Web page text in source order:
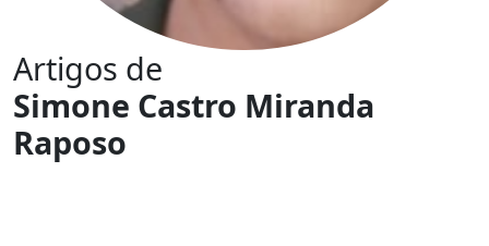
Artigos de
Simone Castro Miranda
Raposo